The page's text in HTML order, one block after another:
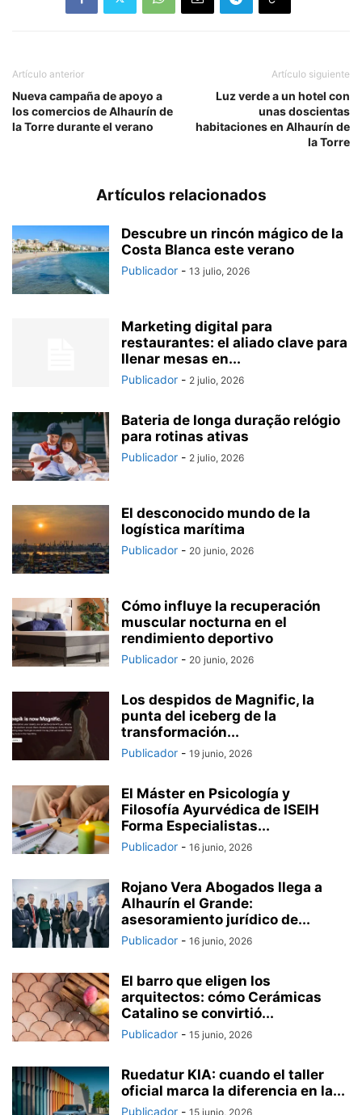
Artículo anterior
Nueva campaña de apoyo a
los comercios de Alhaurín de
la Torre durante el verano
Artículo siguiente
Luz verde a un hotel con
unas doscientas
habitaciones en Alhaurín de
la Torre
Artículos relacionados
Descubre un rincón mágico de la
Costa Blanca este verano
Publicador - 13 julio, 2026
Marketing digital para
restaurantes: el aliado clave para
llenar mesas en...
Publicador - 2 julio, 2026
Bateria de longa duração relógio
para rotinas ativas
Publicador - 2 julio, 2026
El desconocido mundo de la
logística marítima
Publicador - 20 junio, 2026
Cómo influye la recuperación
muscular nocturna en el
rendimiento deportivo
Publicador - 20 junio, 2026
Los despidos de Magnific, la
punta del iceberg de la
transformación...
Publicador - 19 junio, 2026
El Máster en Psicología y
Filosofía Ayurvédica de ISEIH
Forma Especialistas...
Publicador - 16 junio, 2026
Rojano Vera Abogados llega a
Alhaurín el Grande:
asesoramiento jurídico de...
Publicador - 16 junio, 2026
El barro que eligen los
arquitectos: cómo Cerámicas
Catalino se convirtió...
Publicador - 15 junio, 2026
Ruedatur KIA: cuando el taller
oficial marca la diferencia en la...
Publicador - 15 junio, 2026